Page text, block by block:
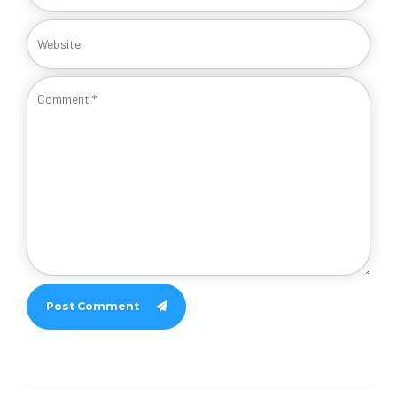
Post Comment